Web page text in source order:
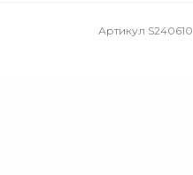
Артикул S240610